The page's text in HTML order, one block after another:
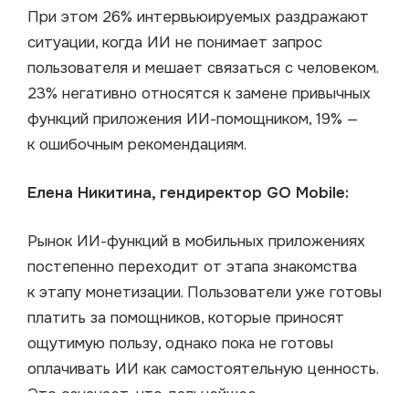
При этом 26% интервьюируемых раздражают
ситуации, когда ИИ не понимает запрос
пользователя и мешает связаться с человеком.
23% негативно относятся к замене привычных
функций приложения ИИ-помощником, 19% —
к ошибочным рекомендациям.
Елена Никитина, гендиректор GO Mobile:
Рынок ИИ-функций в мобильных приложениях
постепенно переходит от этапа знакомства
к этапу монетизации. Пользователи уже готовы
платить за помощников, которые приносят
ощутимую пользу, однако пока не готовы
оплачивать ИИ как самостоятельную ценность.